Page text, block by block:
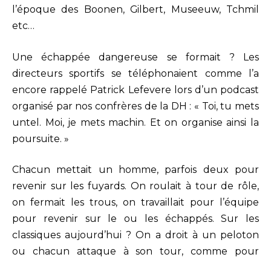
l’époque des Boonen, Gilbert, Museeuw, Tchmil
etc…
Une échappée dangereuse se formait ? Les
directeurs sportifs se téléphonaient comme l’a
encore rappelé Patrick Lefevere lors d’un podcast
organisé par nos confrères de la DH : « Toi, tu mets
untel. Moi, je mets machin. Et on organise ainsi la
poursuite. »
Chacun mettait un homme, parfois deux pour
revenir sur les fuyards. On roulait à tour de rôle,
on fermait les trous, on travaillait pour l’équipe
pour revenir sur le ou les échappés. Sur les
classiques aujourd’hui ? On a droit à un peloton
ou chacun attaque à son tour, comme pour